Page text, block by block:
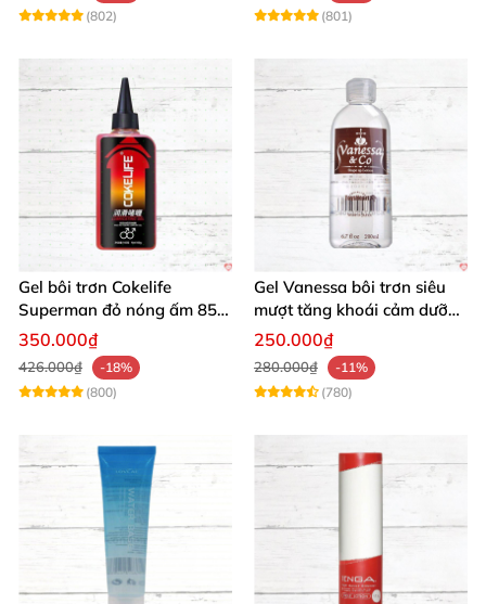
(802)
(801)
Gel bôi trơn Cokelife
Superman đỏ nóng ấm 85g
giảm đau rát
350.000₫
426.000₫
-18%
(800)
Gel Vanessa bôi trơn siêu
mượt tăng khoái cảm dưỡng
ẩm 200ml
250.000₫
280.000₫
-11%
(780)